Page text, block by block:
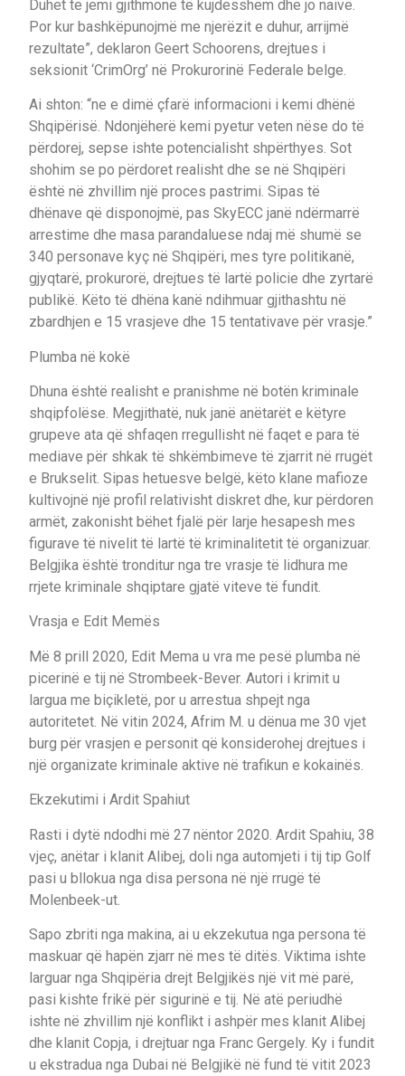
Duhet të jemi gjithmonë të kujdesshëm dhe jo naivë.
Por kur bashkëpunojmë me njerëzit e duhur, arrijmë
rezultate”, deklaron Geert Schoorens, drejtues i
seksionit ‘CrimOrg’ në Prokurorinë Federale belge.
Ai shton: “ne e dimë çfarë informacioni i kemi dhënë
Shqipërisë. Ndonjëherë kemi pyetur veten nëse do të
përdorej, sepse ishte potencialisht shpërthyes. Sot
shohim se po përdoret realisht dhe se në Shqipëri
është në zhvillim një proces pastrimi. Sipas të
dhënave që disponojmë, pas SkyECC janë ndërmarrë
arrestime dhe masa parandaluese ndaj më shumë se
340 personave kyç në Shqipëri, mes tyre politikanë,
gjyqtarë, prokurorë, drejtues të lartë policie dhe zyrtarë
publikë. Këto të dhëna kanë ndihmuar gjithashtu në
zbardhjen e 15 vrasjeve dhe 15 tentativave për vrasje.”
Plumba në kokë
Dhuna është realisht e pranishme në botën kriminale
shqipfolëse. Megjithatë, nuk janë anëtarët e këtyre
grupeve ata që shfaqen rregullisht në faqet e para të
mediave për shkak të shkëmbimeve të zjarrit në rrugët
e Brukselit. Sipas hetuesve belgë, këto klane mafioze
kultivojnë një profil relativisht diskret dhe, kur përdoren
armët, zakonisht bëhet fjalë për larje hesapesh mes
figurave të nivelit të lartë të kriminalitetit të organizuar.
Belgjika është tronditur nga tre vrasje të lidhura me
rrjete kriminale shqiptare gjatë viteve të fundit.
Vrasja e Edit Memës
Më 8 prill 2020, Edit Mema u vra me pesë plumba në
picerinë e tij në Strombeek-Bever. Autori i krimit u
largua me biçikletë, por u arrestua shpejt nga
autoritetet. Në vitin 2024, Afrim M. u dënua me 30 vjet
burg për vrasjen e personit që konsiderohej drejtues i
një organizate kriminale aktive në trafikun e kokainës.
Ekzekutimi i Ardit Spahiut
Rasti i dytë ndodhi më 27 nëntor 2020. Ardit Spahiu, 38
vjeç, anëtar i klanit Alibej, doli nga automjeti i tij tip Golf
pasi u bllokua nga disa persona në një rrugë të
Molenbeek-ut.
Sapo zbriti nga makina, ai u ekzekutua nga persona të
maskuar që hapën zjarr në mes të ditës. Viktima ishte
larguar nga Shqipëria drejt Belgjikës një vit më parë,
pasi kishte frikë për sigurinë e tij. Në atë periudhë
ishte në zhvillim një konflikt i ashpër mes klanit Alibej
dhe klanit Copja, i drejtuar nga Franc Gergely. Ky i fundit
u ekstradua nga Dubai në Belgjikë në fund të vitit 2023